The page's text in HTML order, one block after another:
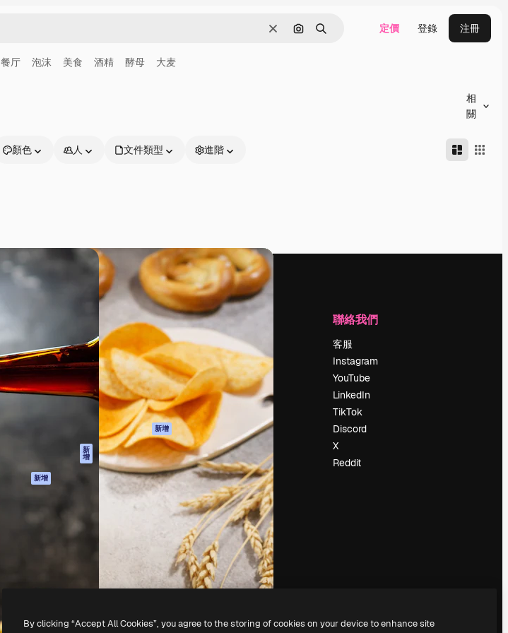
清除 通過圖像搜索
搜尋 定價 登錄 注冊
餐厅 泡沫 美食 酒精 酵母 大麦
相
關
顏色 人 文件類型 進階
Spaces
AI助手
AI圖像生成器
AI視頻生成器
新
增
新增
流動應用程式
所有Magnific工具
開始使用
Academy
文件
客服
使用條款
隱私政策
原創作品 新增
Cookie 政策
信任中心
聯盟夥伴
企業
公司
定價
關於我們
評論
工作機會
聚會活動
Slidesgo
出售內容
新聞室
正在尋找
magnific.ai
聯絡我們
客服
Instagram
YouTube
LinkedIn
TikTok
Discord
X
Reddit
By clicking “Accept All Cookies”, you agree to the storing of cookies on your device to enhance site